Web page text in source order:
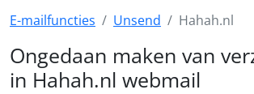
E-mailfuncties Unsend Hahah.nl
Ongedaan maken van
in Hahah.nl webmail